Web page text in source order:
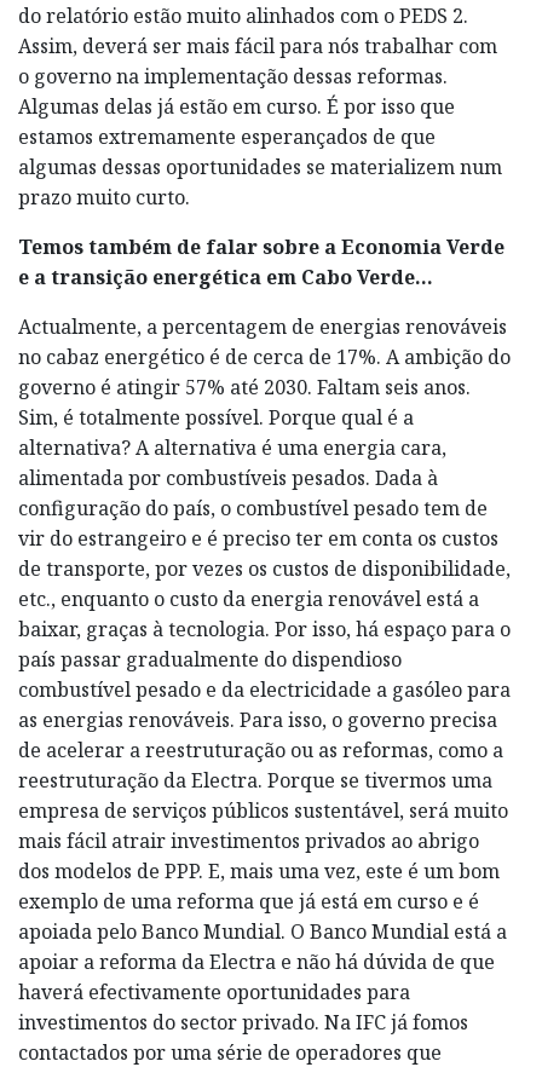
do relatório estão muito alinhados com o PEDS 2.
Assim, deverá ser mais fácil para nós trabalhar com
o governo na implementação dessas reformas.
Algumas delas já estão em curso. É por isso que
estamos extremamente esperançados de que
algumas dessas oportunidades se materializem num
prazo muito curto.
Temos também de falar sobre a Economia Verde
e a transição energética em Cabo Verde…
Actualmente, a percentagem de energias renováveis
no cabaz energético é de cerca de 17%. A ambição do
governo é atingir 57% até 2030. Faltam seis anos.
Sim, é totalmente possível. Porque qual é a
alternativa? A alternativa é uma energia cara,
alimentada por combustíveis pesados. Dada à
configuração do país, o combustível pesado tem de
vir do estrangeiro e é preciso ter em conta os custos
de transporte, por vezes os custos de disponibilidade,
etc., enquanto o custo da energia renovável está a
baixar, graças à tecnologia. Por isso, há espaço para o
país passar gradualmente do dispendioso
combustível pesado e da electricidade a gasóleo para
as energias renováveis. Para isso, o governo precisa
de acelerar a reestruturação ou as reformas, como a
reestruturação da Electra. Porque se tivermos uma
empresa de serviços públicos sustentável, será muito
mais fácil atrair investimentos privados ao abrigo
dos modelos de PPP. E, mais uma vez, este é um bom
exemplo de uma reforma que já está em curso e é
apoiada pelo Banco Mundial. O Banco Mundial está a
apoiar a reforma da Electra e não há dúvida de que
haverá efectivamente oportunidades para
investimentos do sector privado. Na IFC já fomos
contactados por uma série de operadores que